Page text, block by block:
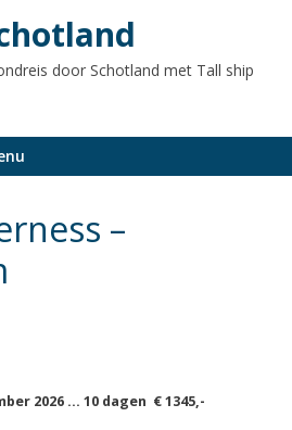
door Schotland met Tall ship
–
2026 … 10 dagen € 1345,-